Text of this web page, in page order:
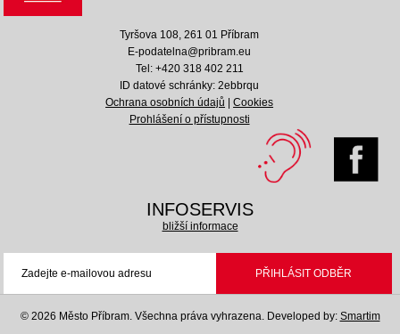
Tyršova 108, 261 01 Příbram
E-podatelna@pribram.eu
Tel: +420 318 402 211
ID datové schránky: 2ebbrqu
Ochrana osobních údajů |Cookies
Prohlášení o přístupnosti
INFOSERVIS
bližší informace
© 2026 Město Příbram. Všechna práva vyhrazena. Developed by: Smartim